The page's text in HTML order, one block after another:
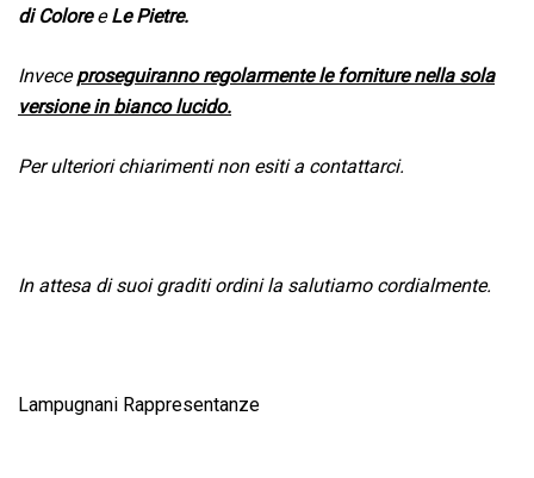
di ColoreeLe Pietre.
Inveceproseguiranno regolarmente le forniture nella sola
versione in bianco lucido.
Per ulteriori chiarimenti non esiti a contattarci.
In attesa di suoi graditi ordini la salutiamo cordialmente.
Lampugnani Rappresentanze